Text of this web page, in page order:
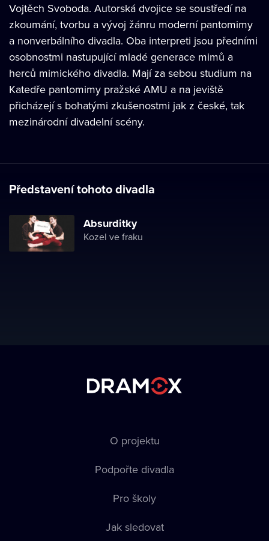
Vojtěch Svoboda. Autorská dvojice se soustředí na
zkoumání, tvorbu a vývoj žánru moderní pantomimy
a nonverbálního divadla. Oba interpreti jsou předními
osobnostmi nastupující mladé generace mimů a
herců mimického divadla. Mají za sebou studium na
Katedře pantomimy pražské AMU a na jeviště
přicházejí s bohatými zkušenostmi jak z české, tak
mezinárodní divadelní scény.
Představení tohoto divadla
Absurditky
Kozel ve fraku
O projektu
Podpořte divadla
Pro školy
Jak sledovat